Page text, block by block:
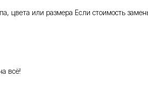
цвета или размера Если стоимость
всё!